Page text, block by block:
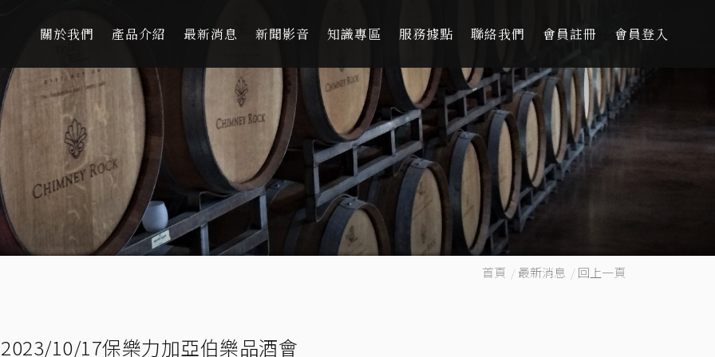
關於我們 產品介紹 最新消息 新聞影音 知識專區 服務據點 聯絡我們 會員註冊 會員登入
首頁 /最新消息 /回上一頁
2023/10/17保樂力加亞伯樂品酒會